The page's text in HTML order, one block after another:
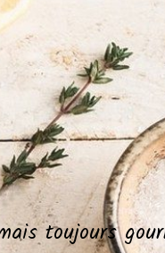
toujours